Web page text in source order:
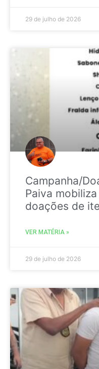
29 de julho de 2026
Campanha/
Paiva
doações de
VER MATÉRIA »
29 de julho de 2026